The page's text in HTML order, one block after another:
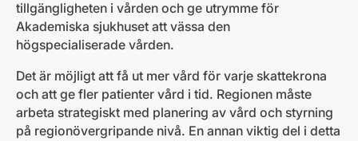
tillgängligheten i vården och ge utrymme för
Akademiska sjukhuset att vässa den
högspecialiserade vården.
Det är möjligt att få ut mer vård för varje skattekrona
och att ge fler patienter vård i tid. Regionen måste
arbeta strategiskt med planering av vård och styrning
på regionövergripande nivå. En annan viktig del i detta